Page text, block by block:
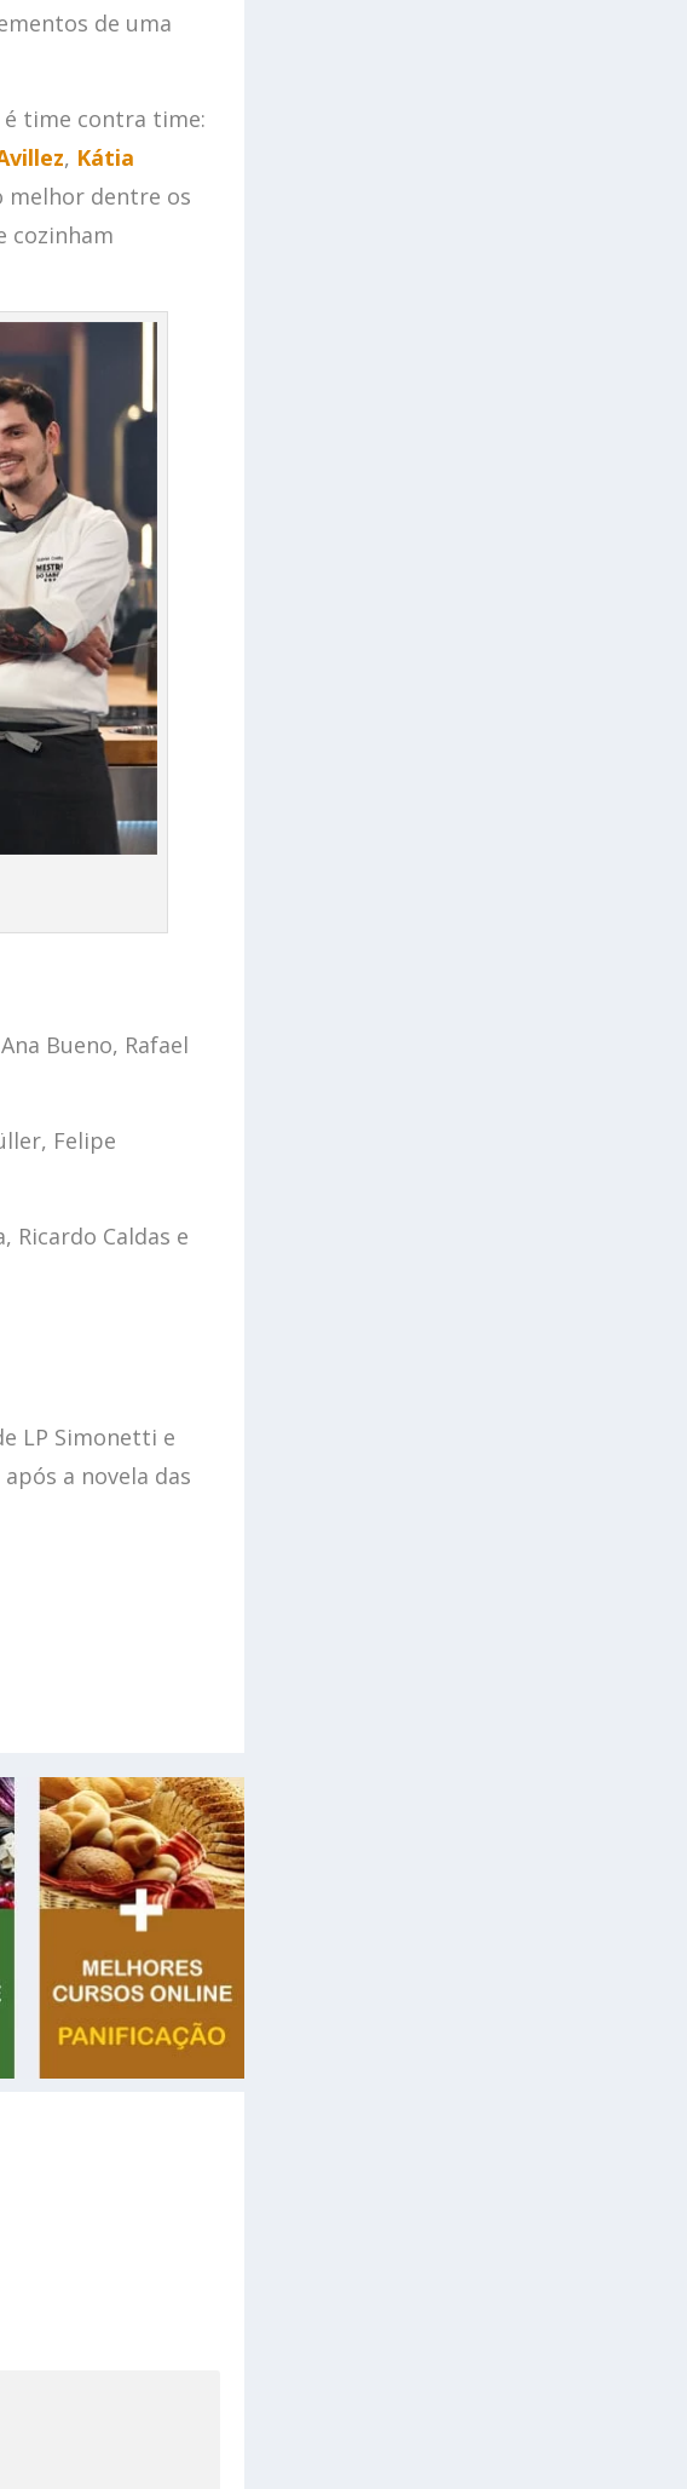
de uma
é time contra time:
, Kátia
melhor dentre os
cozinham
Bueno, Rafael
Felipe
Ricardo Caldas e
LP Simonetti e
a novela das